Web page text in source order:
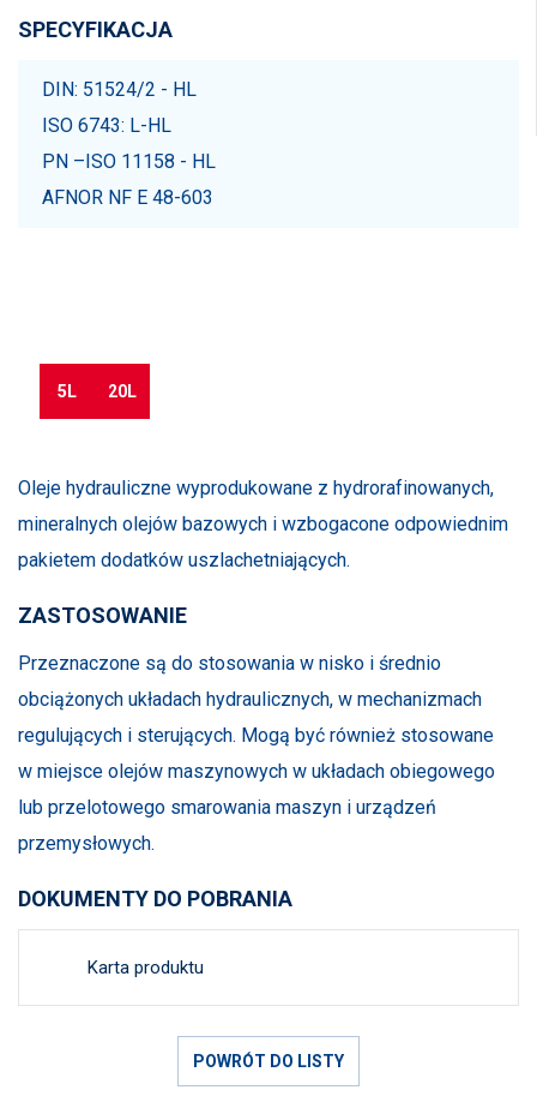
SPECYFIKACJA
DIN: 51524/2 - HL
ISO 6743: L-HL
PN –ISO 11158 - HL
AFNOR NF E 48-603
5L 20L
Oleje hydrauliczne wyprodukowane z hydrorafinowanych,
mineralnych olejów bazowych i wzbogacone odpowiednim
pakietem dodatków uszlachetniających.
ZASTOSOWANIE
Przeznaczone są do stosowania w nisko i średnio
obciążonych układach hydraulicznych, w mechanizmach
regulujących i sterujących. Mogą być również stosowane
w miejsce olejów maszynowych w układach obiegowego
lub przelotowego smarowania maszyn i urządzeń
przemysłowych.
DOKUMENTY DO POBRANIA
Karta produktu
POWRÓT DO LISTY